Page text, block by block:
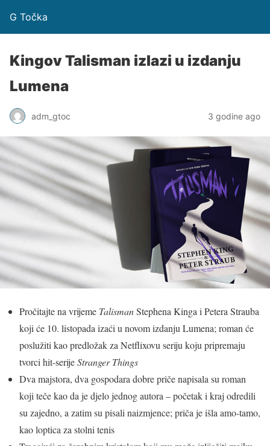
G Točka
Kingov Talisman izlazi u izdanju
Lumena
adm_gtoc 3 godine ago
Pročitajte na vrijeme TalismanStephena Kinga i Petera Strauba
koji će 10. listopada izaći u novom izdanju Lumena; roman će
poslužiti kao predložak za Netflixovu seriju koju pripremaju
tvorci hit-serijeStranger Things
Dva majstora, dva gospodara dobre priče napisala su roman
koji teče kao da je djelo jednog autora – početak i kraj odredili
su zajedno, a zatim su pisali naizmjence; priča je išla amo-tamo,
kao loptica za stolni tenis